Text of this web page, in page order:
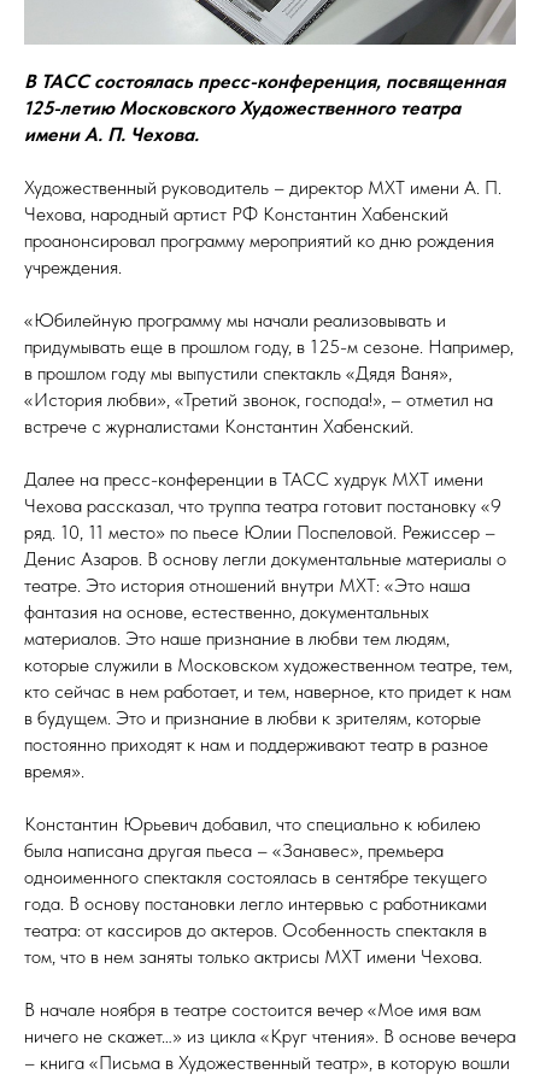
В ТАСС состоялась пресс-конференция, посвященная
125-летию Московского Художественного театра
имени А. П. Чехова.
Художественный руководитель – директор МХТ имени А. П.
Чехова, народный артист РФ Константин Хабенский
проанонсировал программу мероприятий ко дню рождения
учреждения.
«Юбилейную программу мы начали реализовывать и
придумывать еще в прошлом году, в 125-м сезоне. Например,
в прошлом году мы выпустили спектакль «Дядя Ваня»,
«История любви», «Третий звонок, господа!», – отметил на
встрече с журналистами Константин Хабенский.
Далее на пресс-конференции в ТАСС худрук МХТ имени
Чехова рассказал, что труппа театра готовит постановку «9
ряд. 10, 11 место» по пьесе Юлии Поспеловой. Режиссер –
Денис Азаров. В основу легли документальные материалы о
театре. Это история отношений внутри МХТ: «Это наша
фантазия на основе, естественно, документальных
материалов. Это наше признание в любви тем людям,
которые служили в Московском художественном театре, тем,
кто сейчас в нем работает, и тем, наверное, кто придет к нам
в будущем. Это и признание в любви к зрителям, которые
постоянно приходят к нам и поддерживают театр в разное
время».
Константин Юрьевич добавил, что специально к юбилею
была написана другая пьеса – «Занавес», премьера
одноименного спектакля состоялась в сентябре текущего
года. В основу постановки легло интервью с работниками
театра: от кассиров до актеров. Особенность спектакля в
том, что в нем заняты только актрисы МХТ имени Чехова.
В начале ноября в театре состоится вечер «Мое имя вам
ничего не скажет…» из цикла «Круг чтения». В основе вечера
– книга «Письма в Художественный театр», в которую вошли